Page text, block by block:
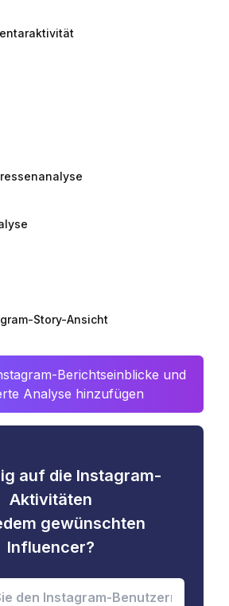
Story-Ansicht
Berichtseinblicke und
Analyse hinzufügen
auf die Instagram-
Aktivitäten
gewünschten
Influencer?